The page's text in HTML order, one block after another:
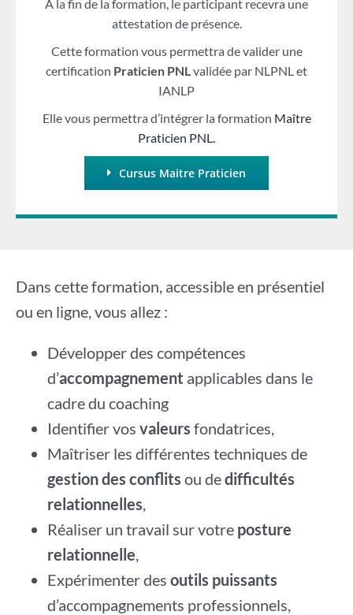
A la fin de la formation, le participant recevra une
attestation de présence.
Cette formation vous permettra de valider une
certification Praticien PNL validée par NLPNL et
IANLP
Elle vous permettra d’intégrer la formation Maître
Praticien PNL.
Cursus Maitre Praticien
Dans cette formation, accessible en présentiel
ou en ligne, vous allez :
Développer des compétences
d’accompagnement applicables dans le
cadre du coaching
Identifier vos valeurs fondatrices,
Maîtriser les différentes techniques de
gestion des conflits ou dedifficultés
relationnelles
Réaliser un travail sur votre posture
relationnelle
Expérimenter des outils puissants
d’accompagnements professionnels,